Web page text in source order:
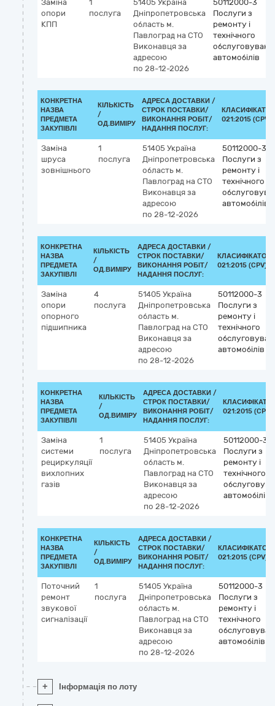
Заміна
опори
КПП
1
послуга
51405 Україна
Дніпропетровська
область м.
Павлоград на СТО
Виконавця за
адресою
по 28-12-2026
50112000-3
Послуги з
ремонту і
технічного
автомобілів
КОНКРЕТНА
НАЗВА
ПРЕДМЕТА
ЗАКУПІВЛІ
КІЛЬКІСТЬ
/
ОД.ВИМІРУ
АДРЕСА ДОСТАВКИ /
СТРОК ПОСТАВКИ/
ВИКОНАННЯ РОБІТ/
НАДАННЯ ПОСЛУГ:
021:2015 (CPV)
Заміна
шруса
зовнішнього
1
послуга
51405 Україна
Дніпропетровська
область м.
Павлоград на СТО
Виконавця за
адресою
по 28-12-2026
50112000-3
Послуги з
ремонту і
технічного
автомобілів
КОНКРЕТНА
НАЗВА
ПРЕДМЕТА
ЗАКУПІВЛІ
КІЛЬКІСТЬ
/
ОД.ВИМІРУ
АДРЕСА ДОСТАВКИ /
СТРОК ПОСТАВКИ/
ВИКОНАННЯ РОБІТ/
НАДАННЯ ПОСЛУГ:
КЛАСИФІКАТОР
021:2015 (CPV)
Заміна
опори
опорного
підшипника
4
послуга
51405 Україна
Дніпропетровська
область м.
Павлоград на СТО
Виконавця за
адресою
по 28-12-2026
50112000-3
Послуги з
ремонту і
технічного
автомобілів
КОНКРЕТНА
НАЗВА
ПРЕДМЕТА
ЗАКУПІВЛІ
КІЛЬКІСТЬ
/
ОД.ВИМІРУ
АДРЕСА ДОСТАВКИ /
СТРОК ПОСТАВКИ/
ВИКОНАННЯ РОБІТ/
НАДАННЯ ПОСЛУГ:
021:2015 (CPV)
Заміна
системи
рециркуляції
вихлопних
газів
1
послуга
51405 Україна
Дніпропетровська
область м.
Павлоград на СТО
Виконавця за
адресою
по 28-12-2026
50112000-3
Послуги з
ремонту і
технічного
автомобілів
КОНКРЕТНА
НАЗВА
ПРЕДМЕТА
ЗАКУПІВЛІ
КІЛЬКІСТЬ
/
ОД.ВИМІРУ
АДРЕСА ДОСТАВКИ /
СТРОК ПОСТАВКИ/
ВИКОНАННЯ РОБІТ/
НАДАННЯ ПОСЛУГ:
КЛАСИФІКАТОР
021:2015 (CPV)
Поточний
ремонт
звукової
сигналізації
1
послуга
51405 Україна
Дніпропетровська
область м.
Павлоград на СТО
Виконавця за
адресою
по 28-12-2026
50112000-3
Послуги з
ремонту і
технічного
автомобілів
+ Інформація по лоту